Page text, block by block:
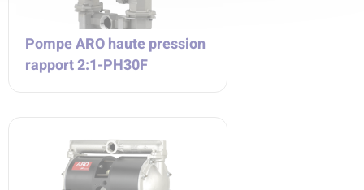
Pompe ARO haute pression
rapport 2:1-PH30F